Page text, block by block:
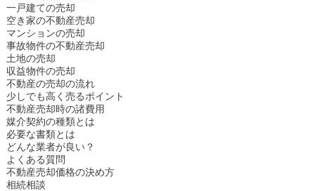
一戸建ての売却
空き家の不動産売却
マンションの売却
事故物件の不動産売却
土地の売却
収益物件の売却
不動産の売却の流れ
少しでも高く売るポイント
不動産売却時の諸費用
媒介契約の種類とは
必要な書類とは
どんな業者が良い？
よくある質問
不動産売却価格の決め方
相続相談